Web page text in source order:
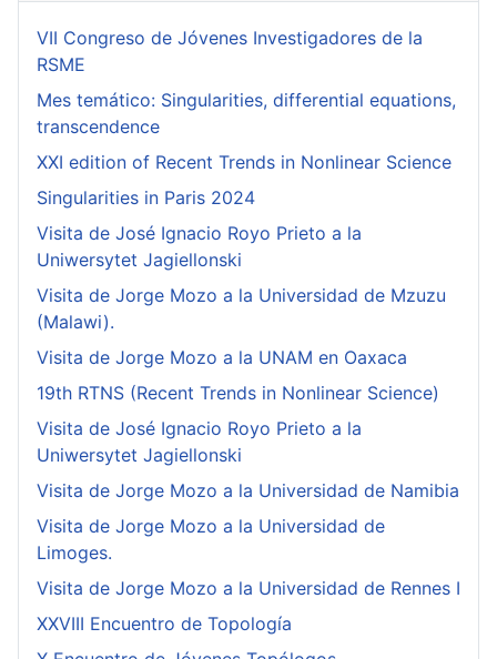
VII Congreso de Jóvenes Investigadores de la
RSME
Mes temático: Singularities, differential equations,
transcendence
XXI edition of Recent Trends in Nonlinear Science
Singularities in Paris 2024
Visita de José Ignacio Royo Prieto a la
Uniwersytet Jagiellonski
Visita de Jorge Mozo a la Universidad de Mzuzu
(Malawi).
Visita de Jorge Mozo a la UNAM en Oaxaca
19th RTNS (Recent Trends in Nonlinear Science)
Visita de José Ignacio Royo Prieto a la
Uniwersytet Jagiellonski
Visita de Jorge Mozo a la Universidad de Namibia
Visita de Jorge Mozo a la Universidad de
Limoges.
Visita de Jorge Mozo a la Universidad de Rennes I
XXVIII Encuentro de Topología